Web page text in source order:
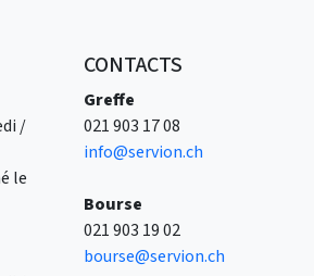
/
le
CONTACTS
Greffe
021 903 17 08
info@servion.ch
Bourse
021 903 19 02
bourse@servion.ch